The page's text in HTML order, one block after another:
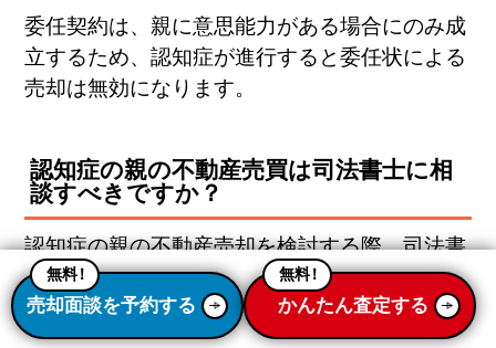
委任契約は、親に意思能力がある場合にのみ成
立するため、認知症が進行すると委任状による
売却は無効になります。
認知症の親の不動産売買は司法書士に相
談すべきですか？
認知症の親の不動産売却を検討する際、司法書
士に相談することで手続きをスムーズに進めら
れるケースが多いです。司法書士は、不動産登
記の専門家であり、成年後見制度の申請手続き
無料！
売却面談を予約する
無料！
かんたん査定する